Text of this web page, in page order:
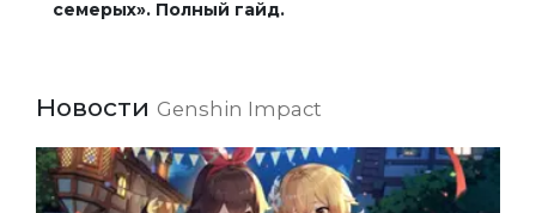
семерых». Полный гайд.
Новости Genshin Impact